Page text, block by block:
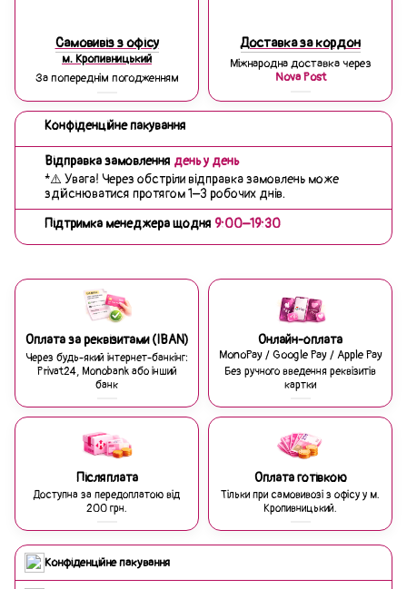
Самовивіз з офісу
м. Кропивницький
За попереднім погодженням
Доставка за кордон
Міжнародна доставка через
Nova Post
Конфіденційне пакування
Відправка замовлення день у день
*⚠️ Увага! Через обстріли відправка замовлень може
здійснюватися протягом 1–3 робочих днів.
Підтримка менеджера щодня 9:00–19:30
Оплата за реквізитами (IBAN)
Через будь-який інтернет-банкінг:
Privat24, Monobank або інший
банк
Онлайн-оплата
MonoPay / Google Pay / Apple Pay
Без ручного введення реквізитів
картки
Післяплата
Доступна за передоплатою від
200 грн.
Оплата готівкою
Тільки при самовивозі з офісу у м.
Кропивницький.
Конфіденційне пакування